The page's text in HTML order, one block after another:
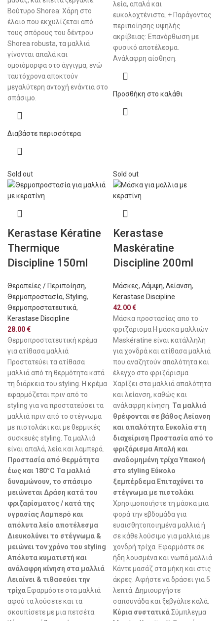
Βούτυρο Shorea: Χάρη στο
έλαιο που εκχυλίζεται από
τους σπόρους του δέντρου
Shorea robusta, τα μαλλιά
γίνονται απαλά και
ομοιόμορφα στο άγγιγμα, ενώ
ταυτόχρονα αποκτούν
μεγαλύτερη αντοχή ενάντια στο
σπάσιμο.
Διαβάστε περισσότερα
λεία, απαλά και
ευκολοχτένιστα. + Παράγοντας
περιποίησης υψηλής
ακρίβειας: Επανόρθωση με
φυσικό αποτέλεσμα.
Ανάλαφρη αίσθηση.
Προσθήκη στο καλάθι
Sold out
Kerastase Kératine
Thermique
Discipline 150ml
Θεραπείες / Περιποίηση,
Θερμοπροστασία, Styling,
Θερμοπροστατευτικά,
Kerastase Discipline
28.00€
Θερμοπροστατευτική κρέμα
για ατίθασα μαλλιά
Προστατεύει τα ατίθασα
μαλλιά από τη θερμότητα κατά
τη διάρκεια του styling. Η κρέμα
εφαρμόζεται πριν από το
styling για να προστατεύσει τα
μαλλιά πριν από το στέγνωμα
με πιστολάκι και με θερμικές
συσκευές styling. Τα μαλλιά
είναι απαλά, λεία και λαμπερά.
Προστασία από θερμότητα
έως και 180°C Τα μαλλιά
δυναμώνουν, το σπάσιμο
μειώνεται Δράση κατά του
φριζαρίσματος / κατά της
υγρασίας Λαμπερό και
απόλυτα λείο αποτέλεσμα
Διευκολύνει το στέγνωμα &
μειώνει τον χρόνο του styling
Απόλυτα κυματιστή και
ανάλαφρη κίνηση στα μαλλιά
Λειαίνει & τιθασεύει την
τρίχαΕφαρμόστε στα μαλλιά
αφού τα λούσετε και τα
σκουπίσετε με μια πετσέτα.
Sold out
Kerastase
Maskératine
Discipline 200ml
Μάσκες, Λάμψη, Λείανση,
Kerastase Discipline
42.00€
Μάσκα προστασίας απο το
φριζάρισμα Η μάσκα μαλλιών
Maskératine είναι κατάλληλη
για χονδρά και ατίθασα μαλλιά
που αναζητούν απαλότητα και
έλεγχο στο φριζάρισμα.
Χαρίζει στα μαλλιά απαλότητα
και λείανση, καθώς και
ανάλαφρη κίνηση. Τα μαλλιά
θρέφονται σε βάθος Λείανση
και απαλότητα Ευκολία στη
διαχείριση Προστασία από το
φριζάρισμα Απαλή και
αναδομημένη τρίχα Υπακοή
στο styling Εύκολο
ξεμπέρδεμα Επιταχύνει το
στέγνωμα με πιστολάκι
Χρησιμοποιήστε τη μάσκα μια
φορά την εβδομάδα για
ευαισθητοποιημένα μαλλιά ή
σε κάθε λούσιμο για μαλλιά με
χονδρή τρίχα. Εφαρμόστε σε
ήδη λουσμένα και νωπά μαλλιά.
Κάντε μασάζ στα μήκη και στις
άκρες. Αφήστε να δράσει για 5
λεπτά. Δημιουργήστε
σαπουνάδα και ξεβγάλτε καλά.
Κύρια συστατικάΣύμπλεγμα